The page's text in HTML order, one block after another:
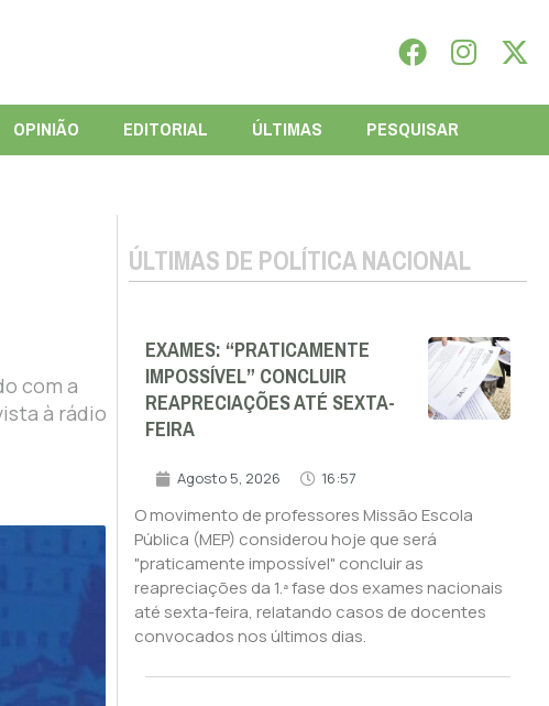
OPINIÃO EDITORIAL ÚLTIMAS PESQUISAR
com a
à rádio
ÚLTIMAS DE POLÍTICA NACIONAL
EXAMES: “PRATICAMENTE
IMPOSSÍVEL” CONCLUIR
REAPRECIAÇÕES ATÉ SEXTA-
FEIRA
Agosto 5, 2026 16:57
O movimento de professores Missão Escola
Pública (MEP) considerou hoje que será
"praticamente impossível" concluir as
reapreciações da 1.ª fase dos exames nacionais
até sexta-feira, relatando casos de docentes
convocados nos últimos dias.